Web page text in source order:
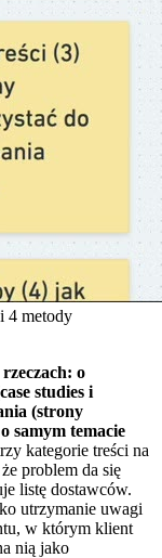
4 metody
o
studies i
(strony
samym temacie
kategorie treści na
problem da się
listę dostawców.
utrzymanie uwagi
w którym klient
nią jako